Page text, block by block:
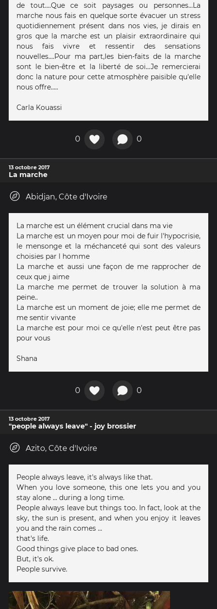
de tout....Que ce soit paysages ou personnes...La
marche nous fais en quelque sorte évacuer un stress
quotidiennement présent dans nos vies, je dirais en
gros que la marche est un plaisir extraordinaire qui
nous fais vivre et ressentir des sensations
nouvelles....Pour ma part,les bien-faits de la marche
sont le bien-être et la liberté de soi...Je remercierai
donc la nature pour cette atmosphère paisible qu'elle
nous offre.....
Carla Kouassi
0 0
13 octobre 2017
La marche
Abidjan, Côte d'Ivoire
La marche est un élément crucial dans ma vie
La marche est un moyen pour moi de fuir l'hypocrisie,
le mensonge et la méchanceté qui sont des valeurs
choisies par l homme
La marche et aussi une façon de me rapprocher de
ceux que j aime
La marche me permet de trouver la solution à ma
peine..
La marche est un moment de joie; elle me permet de
me sentir vivante
La marche est pour moi ce qu'elle n'est peut être pas
pour vous
Shana
0 0
13 octobre 2017
"people always leave" - joy brossier
Azito, Côte d'Ivoire
People always leave, it's always like that.
When you love someone, this one lets you and you
stay alone ... during a long time.
People always leave but things too. In fact, look at the
sky, the sun is present, and when you enjoy it leaves
you and the rain comes ...
that's life.
Good things give place to bad ones.
But, it's ok.
People survive.